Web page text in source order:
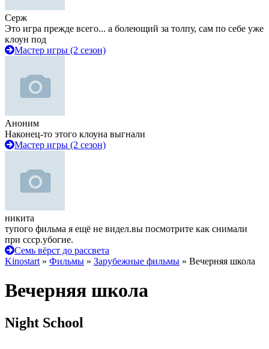
Серж
Это игра прежде всего... а болеющий за толпу, сам по себе уже
клоун под
Мастер игры (2 сезон)
Аноним
Наконец-то этого клоуна выгнали
Мастер игры (2 сезон)
никита
тупого фильма я ещё не видел.вы посмотрите как снимали
при ссср.убогие.
Семь вёрст до рассвета
Kinostart » Фильмы » Зарубежные фильмы » Вечерняя школа
Вечерняя школа
Night School